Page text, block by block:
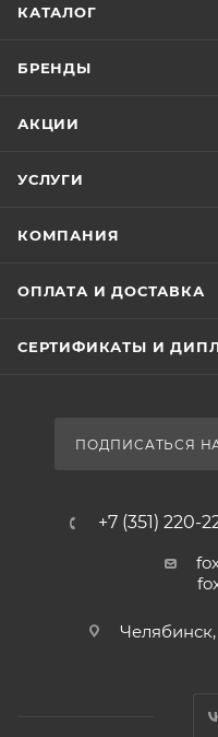
КАТАЛОГ
БРЕНДЫ
АКЦИИ
УСЛУГИ
КОМПАНИЯ
ОПЛАТА И ДОСТАВКА
СЕРТИФИКАТЫ И
ПОДПИСАТЬСЯ
+7 (351) 220-
Челябинск,